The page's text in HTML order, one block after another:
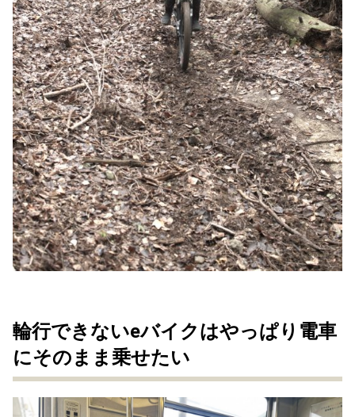
輪行できないeバイクはやっぱり電車
にそのまま乗せたい